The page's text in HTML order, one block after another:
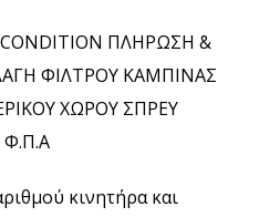
CONDITION ΠΛΗΡΩΣΗ &
ΦΙΛΤΡΟΥ ΚΑΜΠΙΝΑΣ
ΧΩΡΟΥ ΣΠΡΕΥ
κινητήρα και